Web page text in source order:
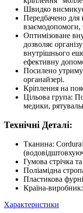
Швидко
Передбачено для
взаємодопомоги,
Оптимізоване
дозволяє
внутрішнього
ефективну
Посилено
органайзері.
Кріплення на
Цільова група:
медики,
Технічні Деталі:
Тканина:
Гумова стрічка та
Поліамідна
Пластикова
Країна-виробник
Характеристики